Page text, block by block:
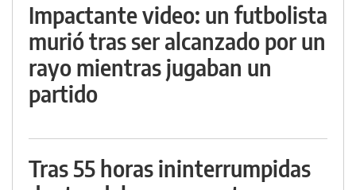
Impactante video: un futbolista
murió tras ser alcanzado por un
rayo mientras jugaban un
partido
Tras 55 horas ininterrumpidas